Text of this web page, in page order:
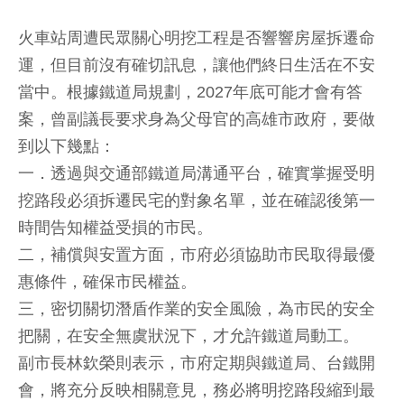
火車站周遭民眾關心明挖工程是否響響房屋拆遷命
運，但目前沒有確切訊息，讓他們終日生活在不安
當中。根據鐵道局規劃，2027年底可能才會有答
案，曾副議長要求身為父母官的高雄市政府，要做
到以下幾點：
一．透過與交通部鐵道局溝通平台，確實掌握受明
挖路段必須拆遷民宅的對象名單，並在確認後第一
時間告知權益受損的市民。
二，補償與安置方面，市府必須協助市民取得最優
惠條件，確保市民權益。
三，密切關切潛盾作業的安全風險，為市民的安全
把關，在安全無虞狀況下，才允許鐵道局動工。
副市長林欽榮則表示，市府定期與鐵道局、台鐵開
會，將充分反映相關意見，務必將明挖路段縮到最